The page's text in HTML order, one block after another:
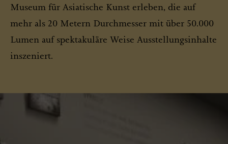
Museum für Asiatische Kunst erleben, die auf
mehr als 20 Metern Durchmesser mit über 50.000
Lumen auf spektakuläre Weise Ausstellungsinhalte
inszeniert.